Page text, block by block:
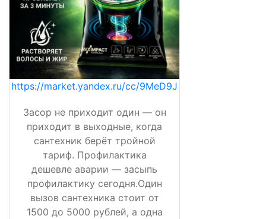
https://market.yandex.ru/cc/9MeD9J
Засор не приходит один — он
приходит в выходные, когда
сантехник берёт тройной
тариф. Профилактика
дешевле аварии — засыпь
профилактику сегодня.Один
вызов сантехника стоит от
1500 до 5000 рублей, а одна